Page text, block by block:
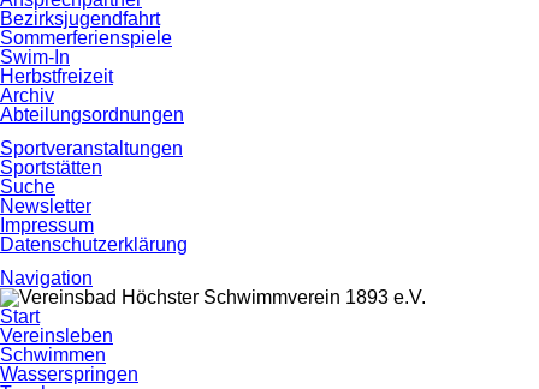
Bezirksjugendfahrt
Sommerferienspiele
Swim-In
Herbstfreizeit
Archiv
Abteilungsordnungen
Sportveranstaltungen
Sportstätten
Suche
Newsletter
Impressum
Datenschutzerklärung
Navigation
Navigation
überspringen
Start
Vereinsleben
Schwimmen
Wasserspringen